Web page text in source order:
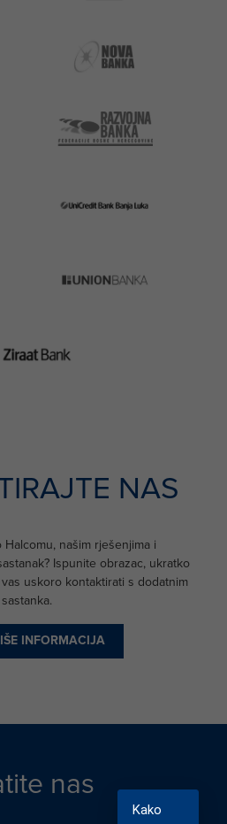
NAS
našim rješenjima i
Ispunite obrazac, ukratko
uskoro kontaktirati s dodatnim
INFORMACIJA
nas
Kako